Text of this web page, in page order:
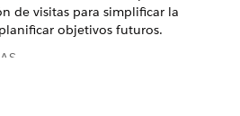
de visitas para simplificar la
objetivos futuros.